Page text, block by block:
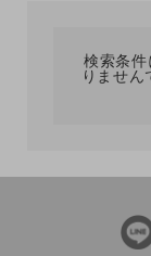
ブランド
検索条
りませ